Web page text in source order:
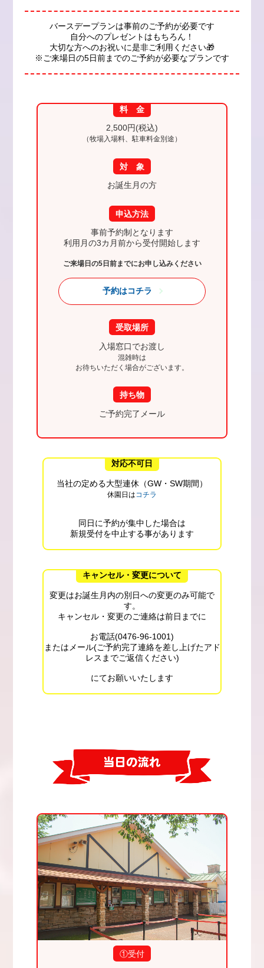
バースデープランは事前のご予約が必要です
自分へのプレゼントはもちろん！
大切な方へのお祝いに是非ご利用ください🎁
※ご来場日の5日前までのご予約が必要なプランです
料 金
2,500円(税込)
（牧場入場料、駐車料金別途）
対 象
お誕生月の方
申込方法
事前予約制となります
利用月の3カ月前から受付開始します
ご来場日の5日前までにお申し込みください
予約はコチラ
受取場所
入場窓口でお渡し
混雑時は
お待ちいただく場合がございます。
持ち物
ご予約完了メール
対応不可日
当社の定める大型連休（GW・SW期間）
休園日は コチラ
同日に予約が集中した場合は
新規受付を中止する事があります
キャンセル・変更について
変更はお誕生月内の別日への変更のみ可能で
す。
キャンセル・変更のご連絡は前日までに
お電話(0476-96-1001)
またはメール(ご予約完了連絡を差し上げたアド
レスまでご返信ください)
にてお願いいたします
①受付